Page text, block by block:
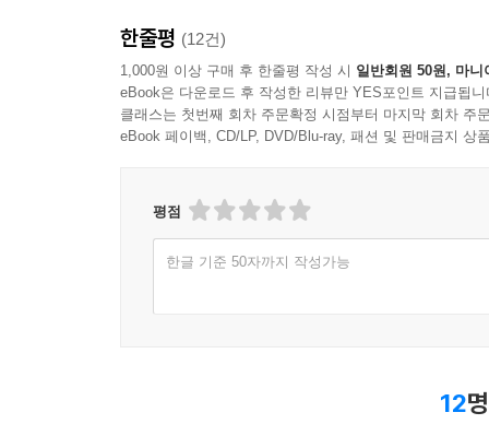
한줄평 (12건)
1,000원 이상 구매 후 한줄평 작성 시 일반회원 50원, 마니
eBook은 다운로드 후 작성한 리뷰만 YES포인트 지급됩니
클래스는 첫번째 회차 주문확정 시점부터 마지막 회차 주
eBook 페이백, CD/LP, DVD/Blu-ray, 패션 및 판매금지 상
평점
한글 기준 50자까지 작성가능
12